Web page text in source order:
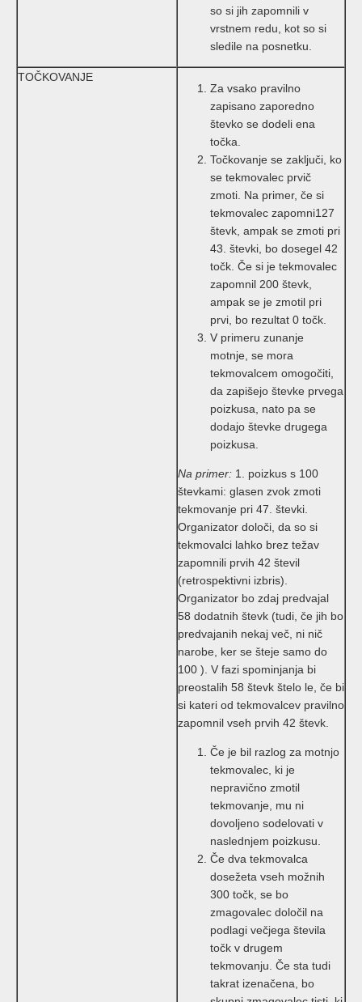
so si jih zapomnili v
vrstnem redu, kot so si
sledile na posnetku.
TOČKOVANJE
Za vsako pravilno
zapisano zaporedno
števko se dodeli ena
točka.
Točkovanje se zaključi, ko
se tekmovalec prvič
zmoti. Na primer, če si
tekmovalec zapomni127
števk, ampak se zmoti pri
43. števki, bo dosegel 42
točk. Če si je tekmovalec
zapomnil 200 števk,
ampak se je zmotil pri
prvi, bo rezultat 0 točk.
V primeru zunanje
motnje, se mora
tekmovalcem omogočiti,
da zapišejo števke prvega
poizkusa, nato pa se
dodajo števke drugega
poizkusa.
Na primer: 1. poizkus s 100
števkami: glasen zvok zmoti
tekmovanje pri 47. števki.
Organizator določi, da so si
tekmovalci lahko brez težav
zapomnili prvih 42 števil
(retrospektivni izbris).
Organizator bo zdaj predvajal
58 dodatnih števk (tudi, če jih bo
predvajanih nekaj več, ni nič
narobe, ker se šteje samo do
100 ). V fazi spominjanja bi
preostalih 58 števk štelo le, če bi
si kateri od tekmovalcev pravilno
zapomnil vseh prvih 42 števk.
Če je bil razlog za motnjo
tekmovalec, ki je
nepravično zmotil
tekmovanje, mu ni
dovoljeno sodelovati v
naslednjem poizkusu.
Če dva tekmovalca
dosežeta vseh možnih
300 točk, se bo
zmagovalec določil na
podlagi večjega števila
točk v drugem
tekmovanju. Če sta tudi
takrat izenačena, bo